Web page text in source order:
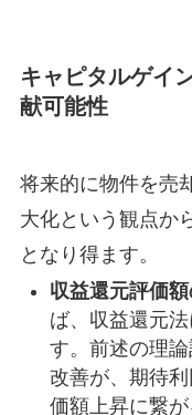
キャピタルゲイ
献可能性
将来的に物件を売
大化という観点か
となり得ます。
収益還元評価額
ば、収益還元
す。前述の理
改善が、期待
価額上昇に繋